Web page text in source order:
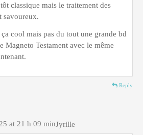
classique mais le traitement des
savoureux.
cool mais pas du tout une grande bd
Magneto Testament avec le même
Reply
Jyrille
at 21 h 09 min